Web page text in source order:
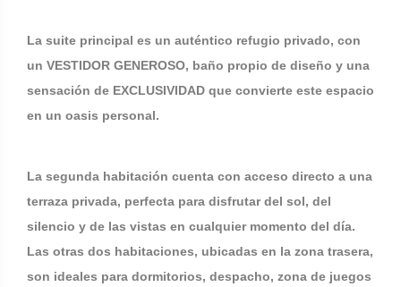
La suite principal es un auténtico refugio privado, con
un VESTIDOR GENEROSO, baño propio de diseño y una
sensación de EXCLUSIVIDAD que convierte este espacio
en un oasis personal.
La segunda habitación cuenta con acceso directo a una
terraza privada, perfecta para disfrutar del sol, del
silencio y de las vistas en cualquier momento del día.
Las otras dos habitaciones, ubicadas en la zona trasera,
son ideales para dormitorios, despacho, zona de juegos